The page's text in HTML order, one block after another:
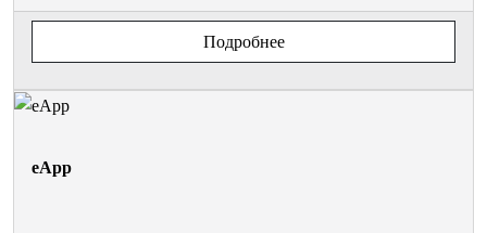
Подробнее
eApp